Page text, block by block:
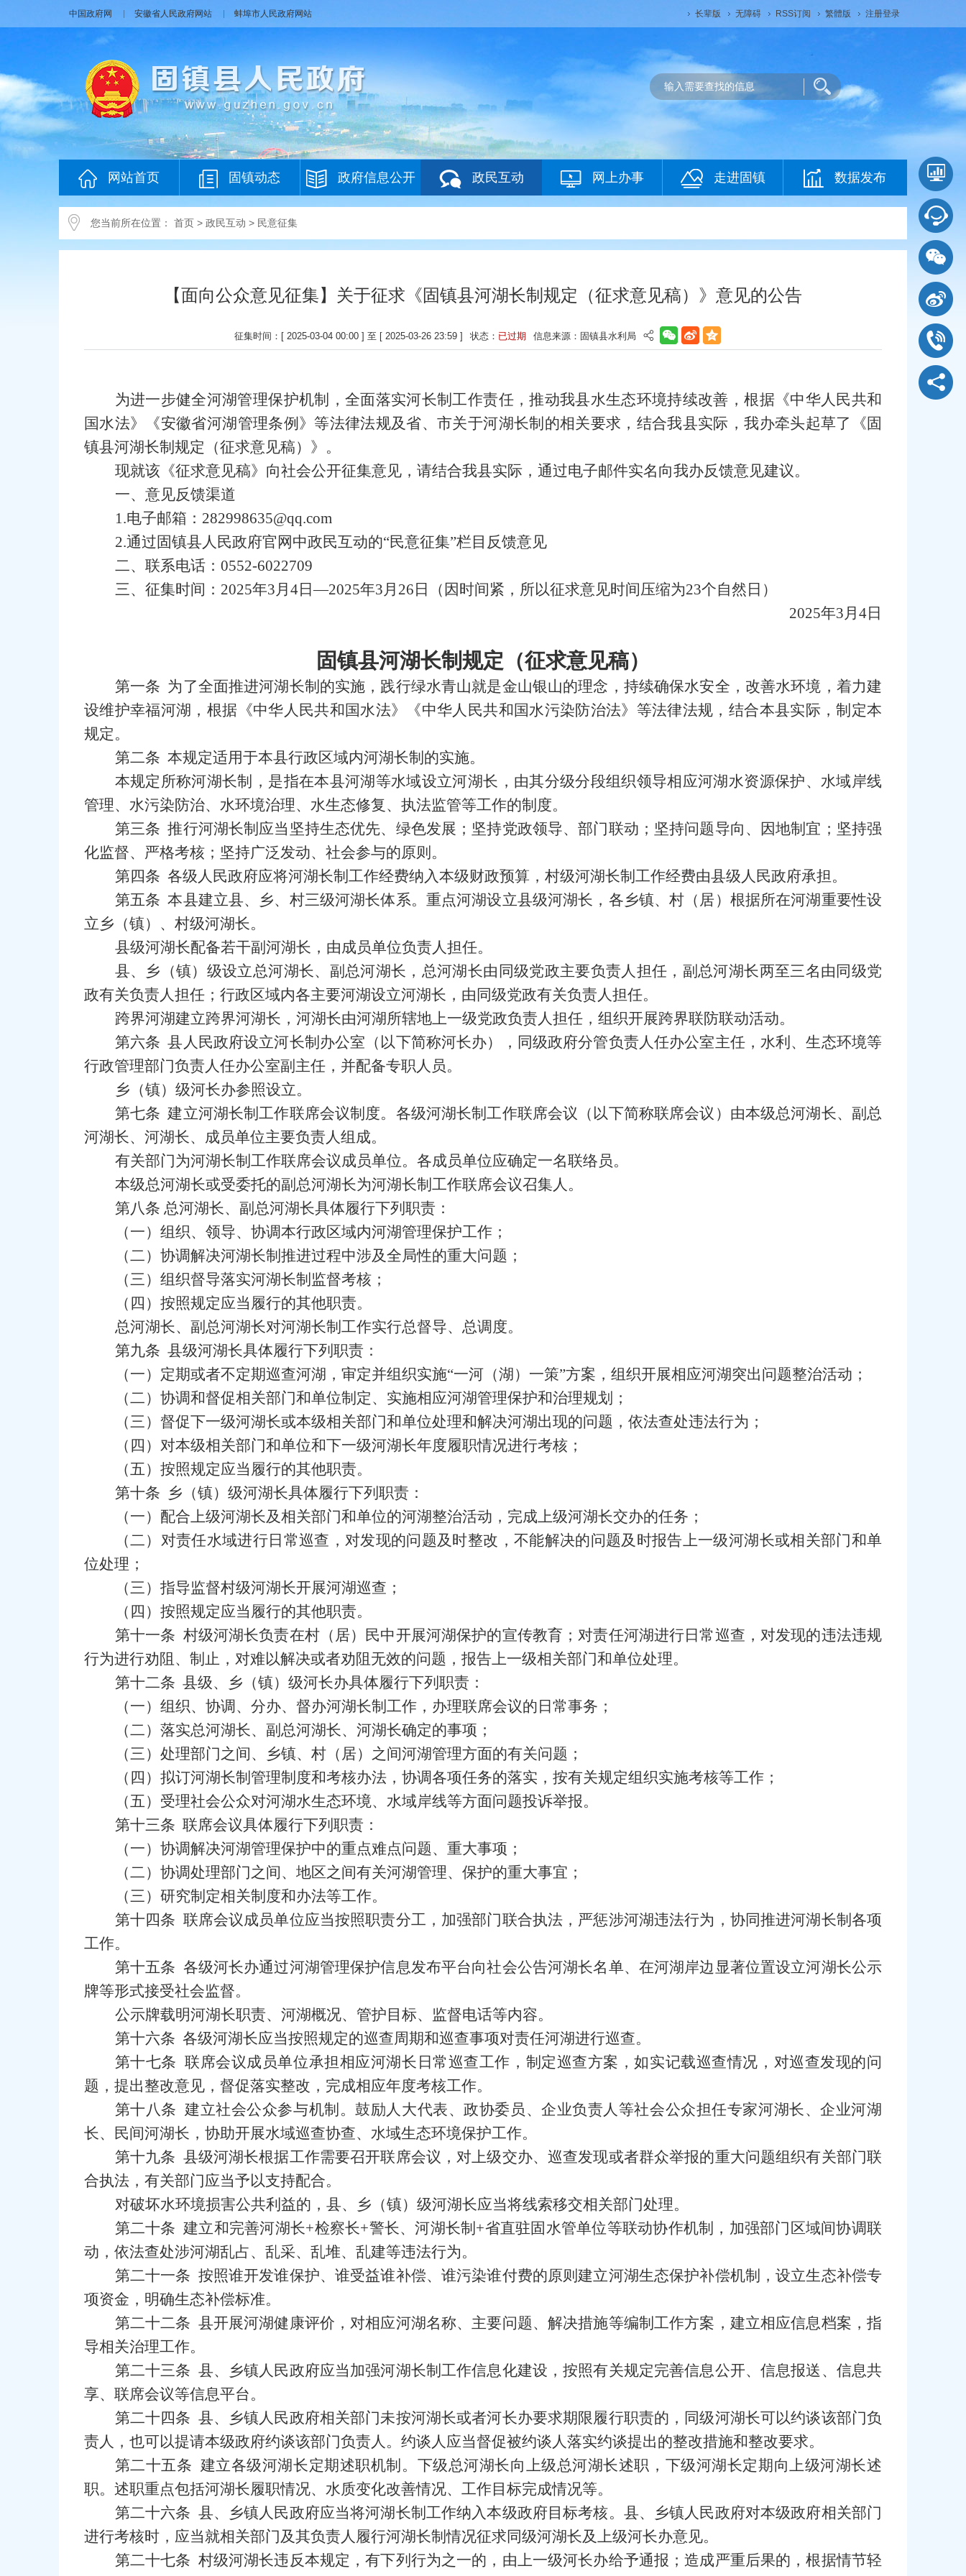
中国政府网 安徽省人民政府网站 蚌埠市人民政府网站 长辈版 无障碍 RSS订阅 繁體版 注册登录
网站首页 固镇动态 政府信息公开 政民互动 网上办事 走进固镇 数据发布
您当前所在位置： 首页 > 政民互动 > 民意征集
【面向公众意见征集】关于征求《固镇县河湖长制规定（征求意见稿）》意见的公告
征集时间：[ 2025-03-04 00:00 ] 至 [ 2025-03-26 23:59 ] 状态： 已过期 信息来源：固镇县水利局
为进一步健全河湖管理保护机制，全面落实河长制工作责任，推动我县水生态环境持续改善，根据《中华人民共和
国水法》《安徽省河湖管理条例》等法律法规及省、市关于河湖长制的相关要求，结合我县实际，我办牵头起草了《固
镇县河湖长制规定（征求意见稿）》。
现就该《征求意见稿》向社会公开征集意见，请结合我县实际，通过电子邮件实名向我办反馈意见建议。
一、意见反馈渠道
1.电子邮箱：282998635@qq.com
2.通过固镇县人民政府官网中政民互动的“民意征集”栏目反馈意见
二、 联系电话：0552-6022709
三、征集时间：2025年3月4日—2025年3月26日（因时间紧，所以征求意见时间压缩为23个自然日）
2025年3月4日
固镇县河湖长制规定（征求意见稿）
第一条 为了全面推进河湖长制的实施，践行绿水青山就是金山银山的理念，持续确保水安全，改善水环境，着力建
设维护幸福河湖，根据《中华人民共和国水法》《中华人民共和国水污染防治法》等法律法规，结合本县实际，制定本
规定。
第二条 本规定适用于本县行政区域内河湖长制的实施。
本规定所称河湖长制，是指在本县河湖等水域设立河湖长，由其分级分段组织领导相应河湖水资源保护、水域岸线
管理、水污染防治、水环境治理、水生态修复、执法监管等工作的制度。
第三条 推行河湖长制应当坚持生态优先、绿色发展；坚持党政领导、部门联动；坚持问题导向、因地制宜；坚持强
化监督、严格考核；坚持广泛发动、社会参与的原则。
第四条 各级人民政府应将河湖长制工作经费纳入本级财政预算，村级河湖长制工作经费由县级人民政府承担。
第五条 本县建立县、乡、村三级河湖长体系。重点河湖设立县级河湖长，各乡镇、村（居）根据所在河湖重要性设
立乡（镇）、村级河湖长。
县级河湖长配备若干副河湖长，由成员单位负责人担任。
县、乡（镇）级设立总河湖长、副总河湖长，总河湖长由同级党政主要负责人担任，副总河湖长两至三名由同级党
政有关负责人担任；行政区域内各主要河湖设立河湖长，由同级党政有关负责人担任。
跨界河湖建立跨界河湖长，河湖长由河湖所辖地上一级党政负责人担任，组织开展跨界联防联动活动。
第六条 县人民政府设立河长制办公室（以下简称河长办），同级政府分管负责人任办公室主任，水利、生态环境等
行政管理部门负责人任办公室副主任，并配备专职人员。
乡（镇）级河长办参照设立。
第七条 建立河湖长制工作联席会议制度。各级河湖长制工作联席会议（以下简称联席会议）由本级总河湖长、副总
河湖长、河湖长、成员单位主要负责人组成。
有关部门为河湖长制工作联席会议成员单位。各成员单位应确定一名联络员。
本级总河湖长或受委托的副总河湖长为河湖长制工作联席会议召集人。
第八条 总河湖长、副总河湖长具体履行下列职责：
（一）组织、领导、协调本行政区域内河湖管理保护工作；
（二）协调解决河湖长制推进过程中涉及全局性的重大问题；
（三）组织督导落实河湖长制监督考核；
（四）按照规定应当履行的其他职责。
总河湖长、副总河湖长对河湖长制工作实行总督导、总调度。
第九条 县级河湖长具体履行下列职责：
（一）定期或者不定期巡查河湖，审定并组织实施“一河（湖）一策”方案，组织开展相应河湖突出问题整治活动；
（二）协调和督促相关部门和单位制定、实施相应河湖管理保护和治理规划；
（三）督促下一级河湖长或本级相关部门和单位处理和解决河湖出现的问题，依法查处违法行为；
（四）对本级相关部门和单位和下一级河湖长年度履职情况进行考核；
（五）按照规定应当履行的其他职责。
第十条 乡（镇）级河湖长具体履行下列职责：
（一）配合上级河湖长及相关部门和单位的河湖整治活动，完成上级河湖长交办的任务；
（二）对责任水域进行日常巡查，对发现的问题及时整改，不能解决的问题及时报告上一级河湖长或相关部门和单
位处理；
（三）指导监督村级河湖长开展河湖巡查；
（四）按照规定应当履行的其他职责。
第十一条 村级河湖长负责在村（居）民中开展河湖保护的宣传教育；对责任河湖进行日常巡查，对发现的违法违规
行为进行劝阻、制止，对难以解决或者劝阻无效的问题，报告上一级相关部门和单位处理。
第十二条 县级、乡（镇）级河长办具体履行下列职责：
（一）组织、协调、分办、督办河湖长制工作，办理联席会议的日常事务；
（二）落实总河湖长、副总河湖长、河湖长确定的事项；
（三）处理部门之间、乡镇、村（居）之间河湖管理方面的有关问题；
（四）拟订河湖长制管理制度和考核办法，协调各项任务的落实，按有关规定组织实施考核等工作；
（五）受理社会公众对河湖水生态环境、水域岸线等方面问题投诉举报。
第十三条 联席会议具体履行下列职责：
（一）协调解决河湖管理保护中的重点难点问题、重大事项；
（二）协调处理部门之间、地区之间有关河湖管理、保护的重大事宜；
（三）研究制定相关制度和办法等工作。
第十四条 联席会议成员单位应当按照职责分工，加强部门联合执法，严惩涉河湖违法行为，协同推进河湖长制各项
工作。
第十五条 各级河长办通过河湖管理保护信息发布平台向社会公告河湖长名单、在河湖岸边显著位置设立河湖长公示
牌等形式接受社会监督。
公示牌载明河湖长职责、河湖概况、管护目标、监督电话等内容。
第十六条 各级河湖长应当按照规定的巡查周期和巡查事项对责任河湖进行巡查。
第十七条 联席会议成员单位承担相应河湖长日常巡查工作，制定巡查方案，如实记载巡查情况，对巡查发现的问
题，提出整改意见，督促落实整改，完成相应年度考核工作。
第十八条 建立社会公众参与机制。鼓励人大代表、政协委员、企业负责人等社会公众担任专家河湖长、企业河湖
长、民间河湖长，协助开展水域巡查协查、水域生态环境保护工作。
第十九条 县级河湖长根据工作需要召开联席会议，对上级交办、巡查发现或者群众举报的重大问题组织有关部门联
合执法，有关部门应当予以支持配合。
对破坏水环境损害公共利益的，县、乡（镇）级河湖长应当将线索移交相关部门处理。
第二十条 建立和完善河湖长+检察长+警长、河湖长制+省直驻固水管单位等联动协作机制，加强部门区域间协调联
动，依法查处涉河湖乱占、乱采、乱堆、乱建等违法行为。
第二十一条 按照谁开发谁保护、谁受益谁补偿、谁污染谁付费的原则建立河湖生态保护补偿机制，设立生态补偿专
项资金，明确生态补偿标准。
第二十二条 县开展河湖健康评价，对相应河湖名称、主要问题、解决措施等编制工作方案，建立相应信息档案，指
导相关治理工作。
第二十三条 县、乡镇人民政府应当加强河湖长制工作信息化建设，按照有关规定完善信息公开、信息报送、信息共
享、联席会议等信息平台。
第二十四条 县、乡镇人民政府相关部门未按河湖长或者河长办要求期限履行职责的，同级河湖长可以约谈该部门负
责人，也可以提请本级政府约谈该部门负责人。约谈人应当督促被约谈人落实约谈提出的整改措施和整改要求。
第二十五条 建立各级河湖长定期述职机制。下级总河湖长向上级总河湖长述职，下级河湖长定期向上级河湖长述
职。述职重点包括河湖长履职情况、水质变化改善情况、工作目标完成情况等。
第二十六条 县、乡镇人民政府应当将河湖长制工作纳入本级政府目标考核。县、乡镇人民政府对本级政府相关部门
进行考核时，应当就相关部门及其负责人履行河湖长制情况征求同级河湖长及上级河长办意见。
第二十七条 村级河湖长违反本规定，有下列行为之一的，由上一级河长办给予通报；造成严重后果的，根据情节轻